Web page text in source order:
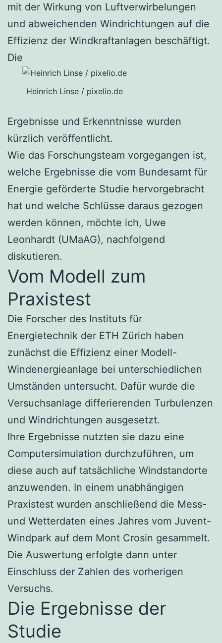
mit der Wirkung von Luftverwirbelungen
und abweichenden Windrichtungen auf die
Effizienz der Windkraftanlagen beschäftigt.
Die
Heinrich Linse / pixelio.de
Ergebnisse und Erkenntnisse wurden
kürzlich veröffentlicht.
Wie das Forschungsteam vorgegangen ist,
welche Ergebnisse die vom Bundesamt für
Energie geförderte Studie hervorgebracht
hat und welche Schlüsse daraus gezogen
werden können, möchte ich, Uwe
Leonhardt (UMaAG), nachfolgend
diskutieren.
Vom Modell zum
Praxistest
Die Forscher des Instituts für
Energietechnik der ETH Zürich haben
zunächst die Effizienz einer Modell-
Windenergieanlage bei unterschiedlichen
Umständen untersucht. Dafür wurde die
Versuchsanlage differierenden Turbulenzen
und Windrichtungen ausgesetzt.
Ihre Ergebnisse nutzten sie dazu eine
Computersimulation durchzuführen, um
diese auch auf tatsächliche Windstandorte
anzuwenden. In einem unabhängigen
Praxistest wurden anschließend die Mess-
und Wetterdaten eines Jahres vom Juvent-
Windpark auf dem Mont Crosin gesammelt.
Die Auswertung erfolgte dann unter
Einschluss der Zahlen des vorherigen
Versuchs.
Die Ergebnisse der
Studie